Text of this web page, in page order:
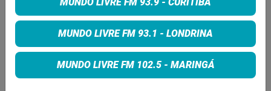
MUNDO LIVRE FM 93.1 - LONDRINA
MUNDO LIVRE FM 102.5 - MARINGÁ